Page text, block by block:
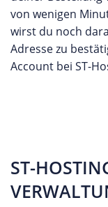
von wenigen
wirst du noch
Adresse zu
Account bei ST-
ST-